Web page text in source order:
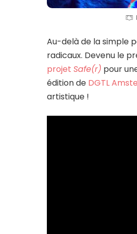
Au-delà de la simple
radicaux. Devenu le
projetSafe(r) pour
édition de DGTL
artistique !